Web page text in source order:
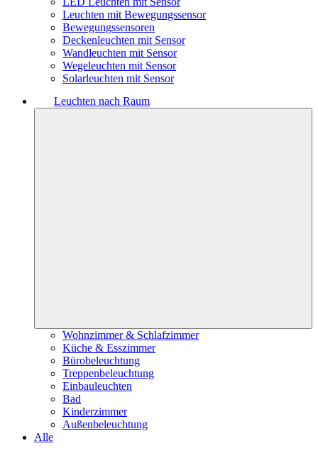
Leuchten mit Bewegungssensor
Bewegungssensoren
Deckenleuchten mit Sensor
Wandleuchten mit Sensor
Wegeleuchten mit Sensor
Solarleuchten mit Sensor
Leuchten nach Raum
Wohnzimmer & Schlafzimmer
Küche & Esszimmer
Bürobeleuchtung
Treppenbeleuchtung
Einbauleuchten
Bad
Kinderzimmer
Außenbeleuchtung
Alle